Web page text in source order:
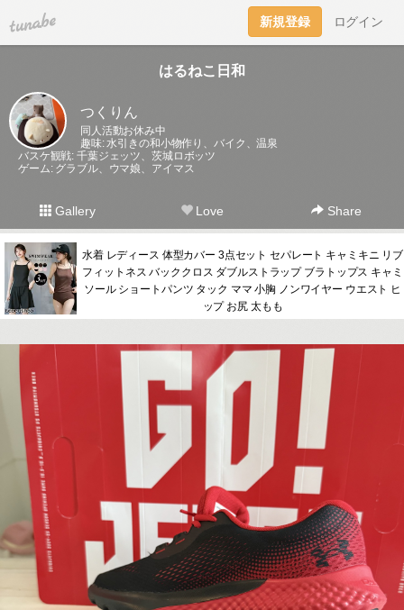
tuna.be 新規登録 ログイン
はるねこ日和
つくりん
同人活動お休み中
趣味: 水引きの和小物作り、バイク、温泉
バスケ観戦: 千葉ジェッツ、茨城ロボッツ
ゲーム: グラブル、ウマ娘、アイマス
Gallery Love Share
水着 レディース 体型カバー 3点セット セパレート キャミキニ リブ
フィットネス バッククロス ダブルストラップ ブラトップス キャミ
ソール ショートパンツ タック ママ 小胸 ノンワイヤー ウエスト ヒ
ップ お尻 太もも